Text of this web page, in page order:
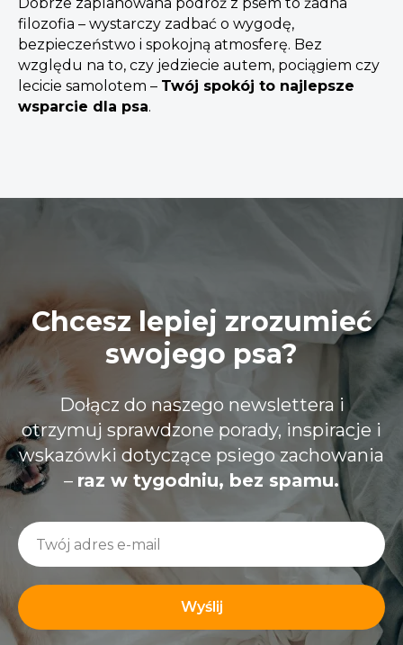
Dobrze zaplanowana podróż z psem to żadna
filozofia – wystarczy zadbać o wygodę,
bezpieczeństwo i spokojną atmosferę. Bez
względu na to, czy jedziecie autem, pociągiem czy
lecicie samolotem – Twój spokój to najlepsze
wsparcie dla psa.
Chcesz lepiej zrozumieć
swojego psa?
Dołącz do naszego newslettera i
otrzymuj sprawdzone porady, inspiracje i
wskazówki dotyczące psiego zachowania
– raz w tygodniu, bez spamu.
Wyślij